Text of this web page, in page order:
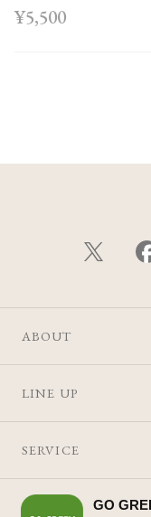
ボックス＜Holiday
¥5,500
ABOUT
LINE UP
SERVICE
GO